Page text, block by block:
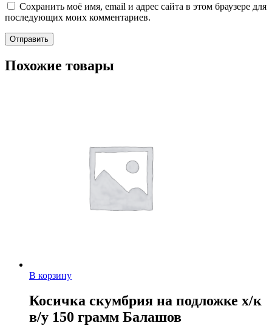
Сохранить моё имя, email и адрес сайта в этом браузере для
последующих моих комментариев.
Похожие товары
В корзину
Косичка скумбрия на подложке х/к
в/у 150 грамм Балашов